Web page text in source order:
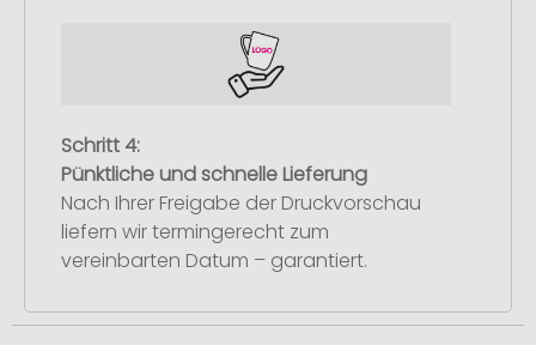
Schritt 4:
Pünktliche und schnelle Lieferung
Nach Ihrer Freigabe der Druckvorschau
liefern wir termingerecht zum
vereinbarten Datum – garantiert.